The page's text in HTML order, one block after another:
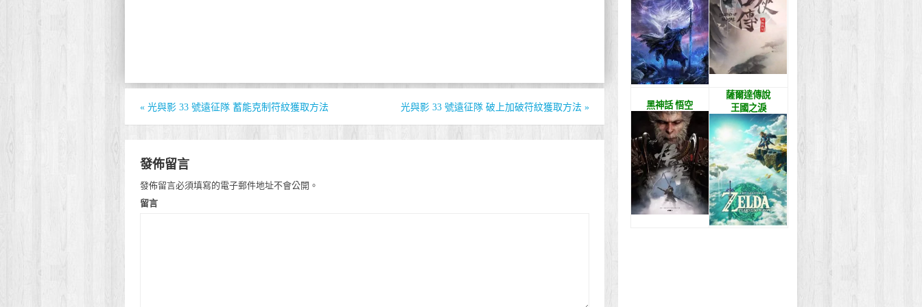
«光與影 33 號遠征隊 蓄能克制符紋獲取方法 光與影 33 號遠征隊 破上加破符紋獲取方法 »
發佈留言
發佈留言必須填寫的電子郵件地址不會公開。
留言
黑神話 悟空
薩爾達傳說
王國之淚